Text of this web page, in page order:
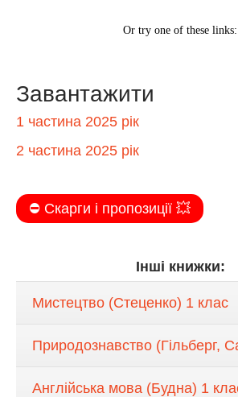
Завантажити
1 частина 2025 рік
2 частина 2025 рік
⛔️ Скарги і пропозиції 💥
Інші книжки:
Мистецтво (Стеценко) 1 клас
Природознавство (Гільберг,
Англійська мова (Будна) 1